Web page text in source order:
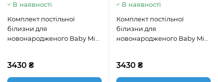
В наявності
Комплект постільної
білизни для
новонародженого Baby Mix
3430 ₴
В наявності
Комплект постільної
білизни для
новонародженого Baby Mix
3430 ₴